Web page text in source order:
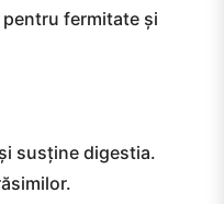
fermitate și
susține digestia.